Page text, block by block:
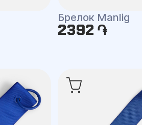
Брелок Manlig
2392 ֏